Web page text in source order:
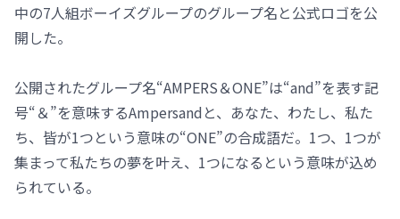
中の7人組ボーイズグループのグループ名と公式ロゴを公
開した。
公開されたグループ名“AMPERS＆ONE”は“and”を表す記
号“＆”を意味するAmpersandと、あなた、わたし、私た
ち、皆が1つという意味の“ONE”の合成語だ。1つ、1つが
集まって私たちの夢を叶え、1つになるという意味が込め
られている。